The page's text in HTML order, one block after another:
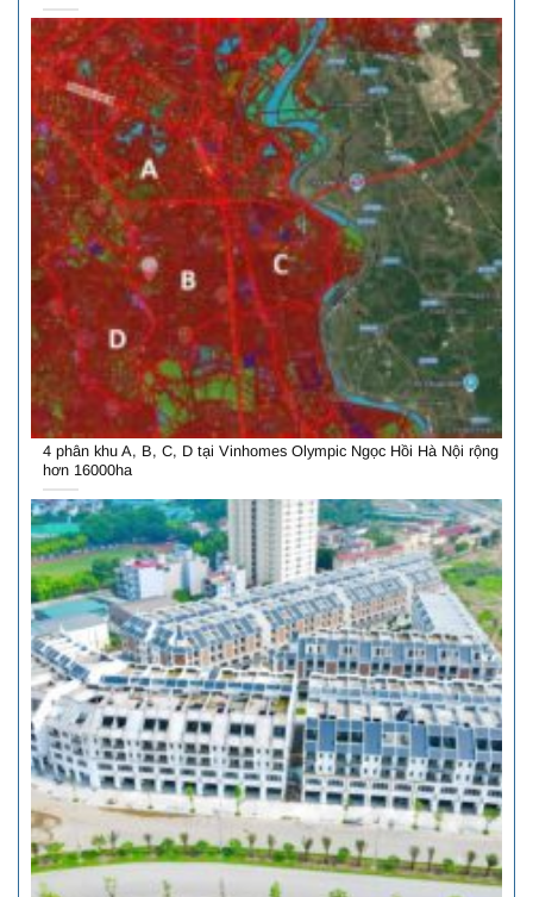
4 phân khu A, B, C, D tại Vinhomes Olympic Ngọc Hồi Hà Nội rộng
hơn 16000ha